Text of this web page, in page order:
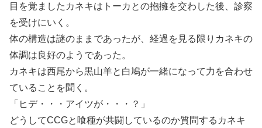
目を覚ましたカネキはトーカとの抱擁を交わした後、診察
を受けにいく。
体の構造は謎のままであったが、経過を見る限りカネキの
体調は良好のようであった。
カネキは西尾から黒山羊と白鳩が一緒になって力を合わせ
ていることを聞く。
「ヒデ・・・アイツが・・・？」
どうしてCCGと喰種が共闘しているのか質問するカネキ